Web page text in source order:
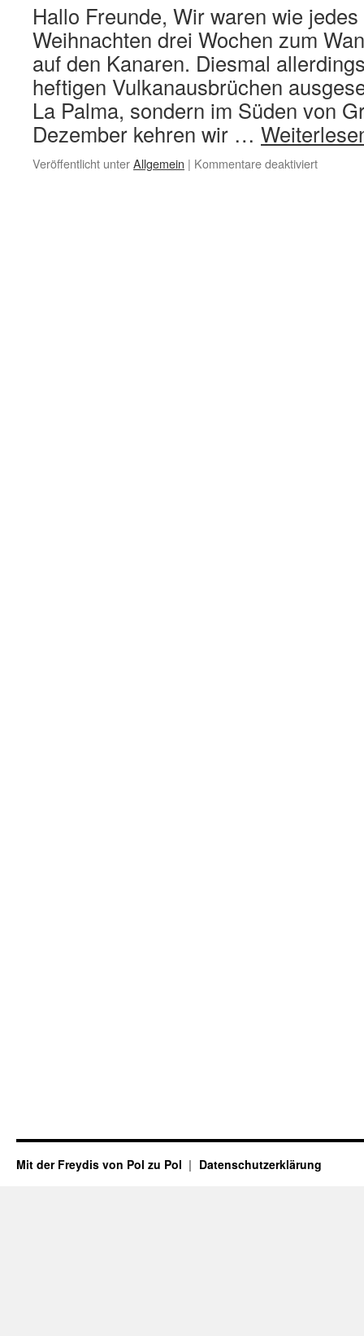
Hallo Freunde, Wir waren wie
Weihnachten drei Wochen zum
auf den Kanaren. Diesmal
heftigen Vulkanausbrüchen
La Palma, sondern im Süden von
Dezember kehren wir …
Veröffentlicht unterAllgemein | Kommentare deaktiviertfür
Mit der Freydis von Pol zu Pol Datenschutzerklärung